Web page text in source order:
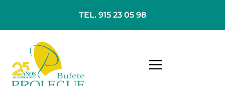
TEL. 915 23 05 98